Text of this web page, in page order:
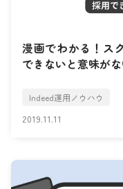
漫画でわかる！ス
できないと意味がな
Indeed運用ノウハウ
2019.11.11